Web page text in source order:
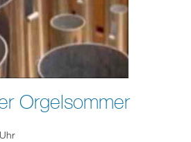
Orgelsommer